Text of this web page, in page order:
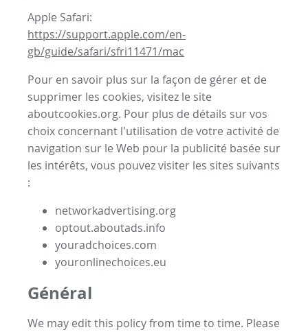
Apple Safari:
https://support.apple.com/en-
gb/guide/safari/sfri11471/mac
Pour en savoir plus sur la façon de gérer et de
supprimer les cookies, visitez le site
aboutcookies.org. Pour plus de détails sur vos
choix concernant l'utilisation de votre activité de
navigation sur le Web pour la publicité basée sur
les intérêts, vous pouvez visiter les sites suivants
:
networkadvertising.org
optout.aboutads.info
youradchoices.com
youronlinechoices.eu
Général
We may edit this policy from time to time. Please